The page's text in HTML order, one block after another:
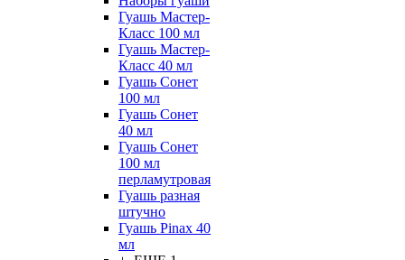
Гуашь Мастер-
Класс 100 мл
Гуашь Мастер-
Класс 40 мл
Гуашь Сонет
100 мл
Гуашь Сонет
40 мл
Гуашь Сонет
100 мл
перламутровая
Гуашь разная
штучно
Гуашь Pinax 40
мл